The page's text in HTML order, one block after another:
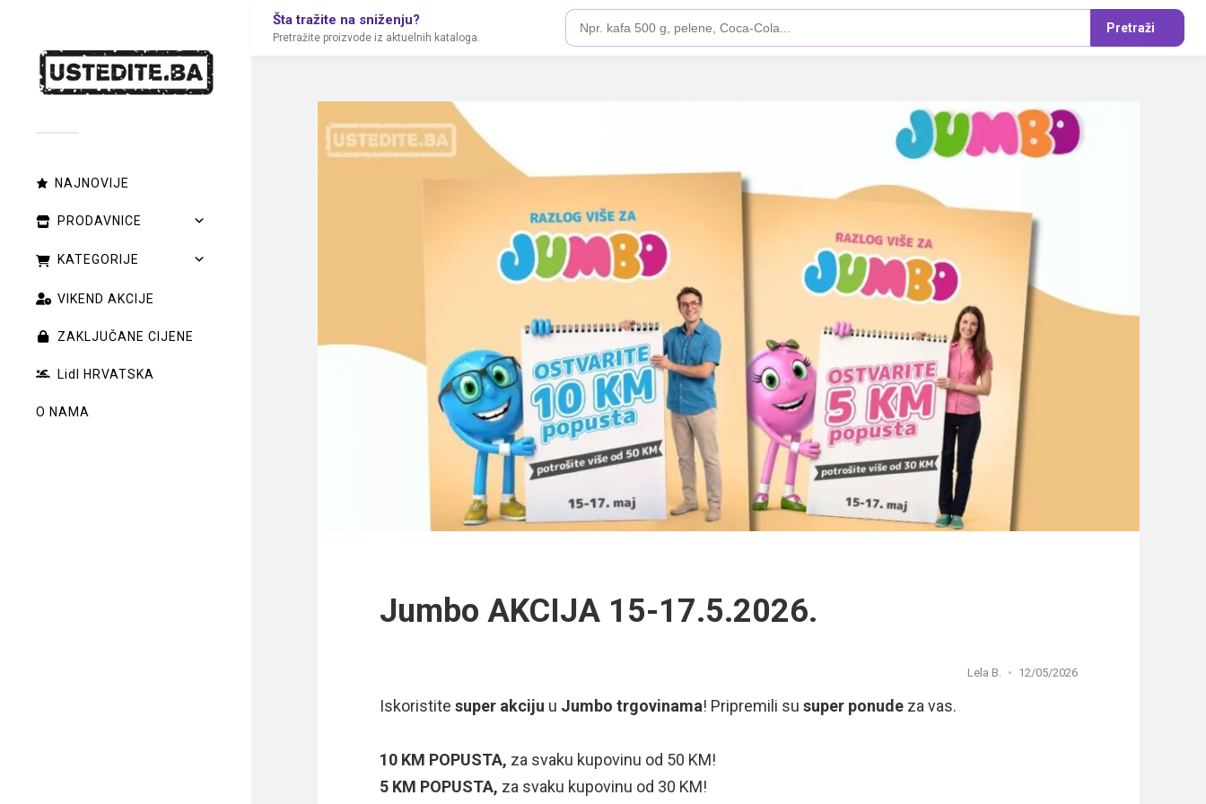
NAJNOVIJE
PRODAVNICE
KATEGORIJE
VIKEND AKCIJE
ZAKLJUČANE CIJENE
Lidl HRVATSKA
O NAMA
Šta tražite na sniženju?
Pretražite proizvode iz aktuelnih kataloga.
Pretraži
Jumbo AKCIJA 15-17.5.2026.
Lela B. 12/05/2026
Iskoristite super akciju u Jumbo trgovinama! Pripremili susuper ponude za vas.
10 KM POPUSTA, za svaku kupovinu od 50 KM!
5 KM POPUSTA, za svaku kupovinu od 30 KM!